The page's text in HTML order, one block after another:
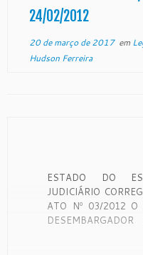
24/02/2012
20 de março de 2017em
Hudson Ferreira
ESTADO DO
JUDICIÁRIO
ATO Nº 03/2012 O